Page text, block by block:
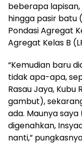
beberapa
hingga pasir batu
Pondasi Agregat
Agregat Kelas B
“Kemudian baru
tidak apa-apa,
Rasau Jaya,
gambut),
ada. Maunya
digenahkan,
nanti,”